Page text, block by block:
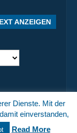
ANZEIGEN
Dienste. Mit der
einverstanden,
Read More